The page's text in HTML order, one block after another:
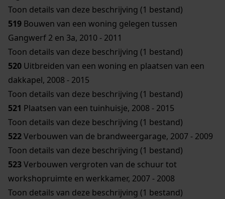
Toon details van deze beschrijving (1 bestand)
519 Bouwen van een woning gelegen tussen
Gangwerf 2 en 3a, 2010 - 2011
Toon details van deze beschrijving (1 bestand)
520 Uitbreiden van een woning en plaatsen van een
dakkapel, 2008 - 2015
Toon details van deze beschrijving (1 bestand)
521 Plaatsen van een tuinhuisje, 2008 - 2015
Toon details van deze beschrijving (1 bestand)
522Verbouwen van de brandweergarage, 2007 - 2009
Toon details van deze beschrijving (1 bestand)
523Verbouwen vergroten van de schuur tot
workshopruimte en werkkamer, 2007 - 2008
Toon details van deze beschrijving (1 bestand)